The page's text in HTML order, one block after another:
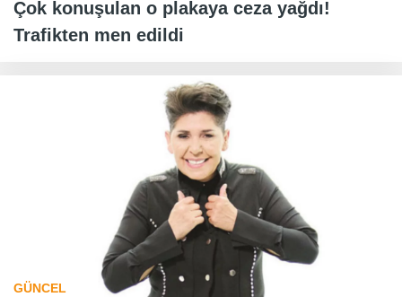
Çok konuşulan o plakaya ceza yağdı!
Trafikten men edildi
GÜNCEL